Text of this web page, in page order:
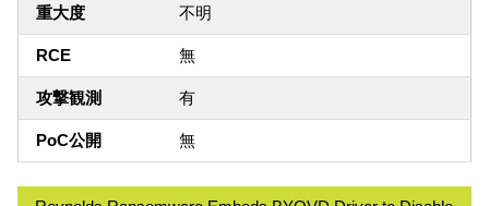
重大度 不明
RCE 無
攻撃観測 有
PoC公開 無